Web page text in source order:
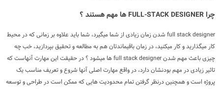
چرا FULL-STACK DESIGNER ها مهم هستند ؟
full stack designer شدن زمان زیادی از شما میگیرد، شما باید علاوه بر زمانی که در محیط
کار میگذارید و کار میکنید، در زمان باقیماندتان هم به مطالعه و تحقیق بپردازید، خب چه
چیزی باعث مهم شدن full stack designer ها میشود ؟ در حقیقت این مهارت آنهاست که
تاثیر زیادی در مهم بودنشان دارد، در واقع مهارت اصلی آنها شروع و تعریف مناسب یک
پروژه است و همچنین درنظر گرفتن تمام محدودیت هایی که ممکن است در طراحی و توسعه